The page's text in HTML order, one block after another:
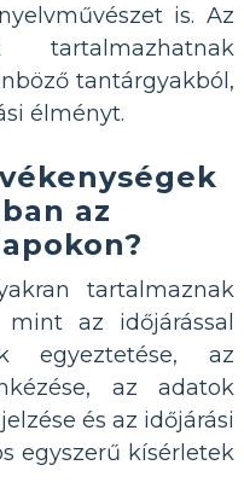
is. Az
tartalmazhatnak
tantárgyakból,
élményt.
az
tartalmaznak
mint az időjárással
egyeztetése, az
az adatok
és az időjárási
egyszerű kísérletek